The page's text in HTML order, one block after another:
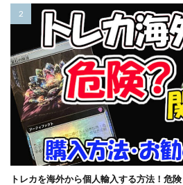
トレカを海外から個人輸入する方法！危
コンプリートファイル
ゴース
ゴーストレア
サイトウ
サーチ済み
ザシアン
ザ
シャイニースターV
シャイニ
シークレットシャイニーボックス
ジャンボカードコレクション
スカーレット&バイオレット
スクラッチチャレンジ
スター
ストックX